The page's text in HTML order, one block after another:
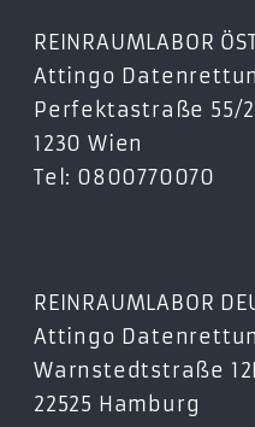
REINRAUMLABOR
Attingo
Perfektastraße 55/2
1230 Wien
Tel: 0800770070
REINRAUMLABOR
Attingo
Warnstedtstraße
22525 Hamburg